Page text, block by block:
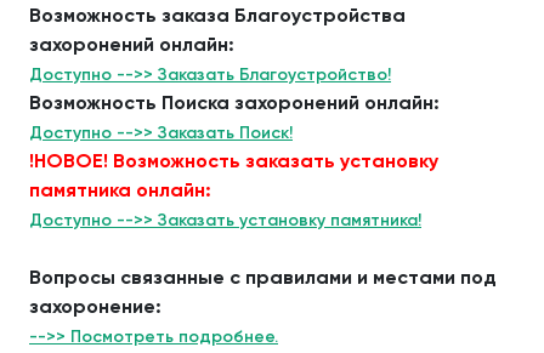
Возможность заказа Благоустройства
захоронений онлайн:
Доступно -->> Заказать Благоустройство!
Возможность Поиска захоронений онлайн:
Доступно -->> Заказать Поиск!
!НОВОЕ! Возможность заказать установку
памятника онлайн:
Доступно -->> Заказать установку памятника!
Вопросы связанные с правилами и местами под
захоронение:
-->> Посмотреть подробнее.